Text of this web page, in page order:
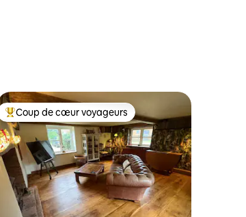
Coup de cœur voyageurs parmi les plus aimés
Coup de cœur voyageurs